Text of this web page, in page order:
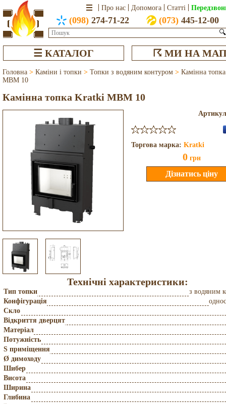
Про нас Допомога Статті
(098) 274-71-22 (073)445-12-00
🔍
☰ КАТАЛОГ ☈ МИ НА
Головна > Каміни і топки > Топки з водяним контуром > Камінна
MBM 10
Камінна топка Kratki MBM 10
Торгова марка: Kratki
0 грн
Технічні характеристики:
Тип топки
з водяним
Конфігурація
Скло
Відкриття дверцят
Матеріал
Потужність
S приміщення
Ø димоходу
Шибер
Висота
Ширина
Глибина